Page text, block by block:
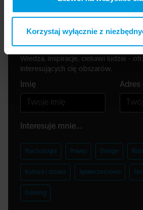
Korzystaj wyłącznie z
Wiedza, inspiracje, ciekawi ludzie -
interesujących cię obszarów.
Imię Adres
Interesuje mnie...
Psychologia Prawo Design
Kultura i sztuka Społeczeństwo
Gaming